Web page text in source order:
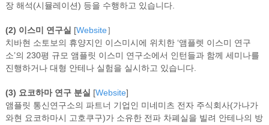
장 해석(시뮬레이션) 등을 수행하고 있습니다.
(2) 이스미 연구실 [Website］
치바현 소토보의 휴양지인 이스미시에 위치한 ‘앰플렛 이스미 연구
소’의 230평 규모 앰플릿 이스미 연구소에서 인턴들과 함께 세미나를
진행하거나 대형 안테나 실험을 실시하고 있습니다.
(3) 요코하마 연구 분실 [Website]
앰플릿 통신연구소의 파트너 기업인 미네미츠 전자 주식회사(가나가
와현 요코하마시 고호쿠구)가 소유한 전파 차폐실을 빌려 안테나의 방